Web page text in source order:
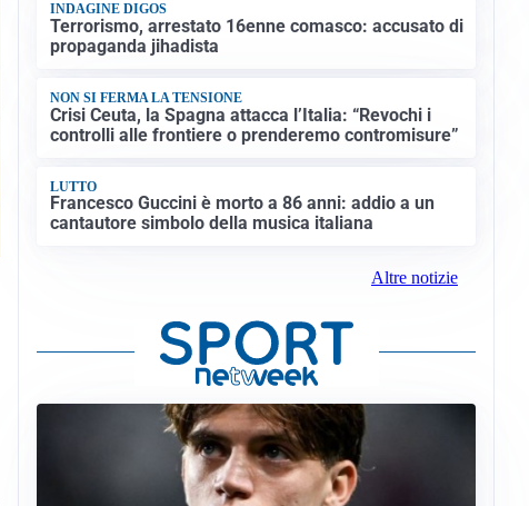
INDAGINE DIGOS
Terrorismo, arrestato 16enne comasco: accusato di
propaganda jihadista
NON SI FERMA LA TENSIONE
Crisi Ceuta, la Spagna attacca l’Italia: “Revochi i
controlli alle frontiere o prenderemo contromisure”
LUTTO
Francesco Guccini è morto a 86 anni: addio a un
cantautore simbolo della musica italiana
Altre notizie